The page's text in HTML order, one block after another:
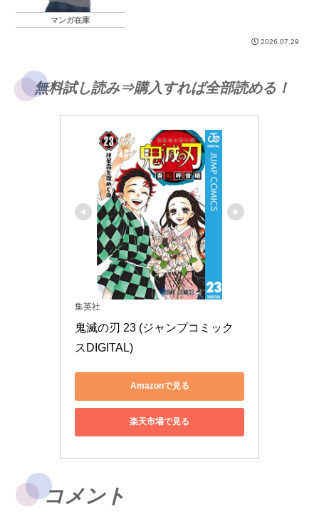
マンガ在庫
2026.07.29
無料試し読み⇒購入すれば全部読める！
集英社
鬼滅の刃 23 (ジャンプコミック
スDIGITAL)
Amazonで見る
楽天市場で見る
コメント